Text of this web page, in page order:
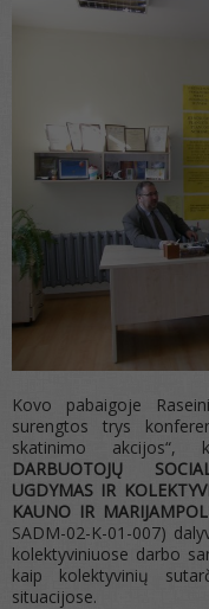
Kovo pabaigoje
surengtos trys
skatinimo akcijos“,
DARBUOTOJŲ
UGDYMAS IR
KAUNO IR
SADM-02-K-01-007)
kolektyviniuose darbo
kaip kolektyvinių
situacijose.